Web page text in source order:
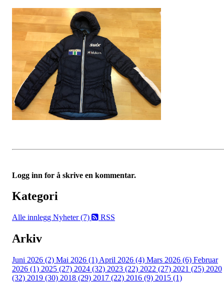
Logg inn for å skrive en kommentar.
Kategori
Alle innlegg Nyheter (7) RSS
Arkiv
Juni 2026 (2) Mai 2026 (1) April 2026 (4) Mars 2026 (6) Februar
2026 (1) 2025 (27) 2024 (32) 2023 (22) 2022 (27) 2021 (25) 2020
(32) 2019 (30) 2018 (29) 2017 (22) 2016 (9) 2015 (1)